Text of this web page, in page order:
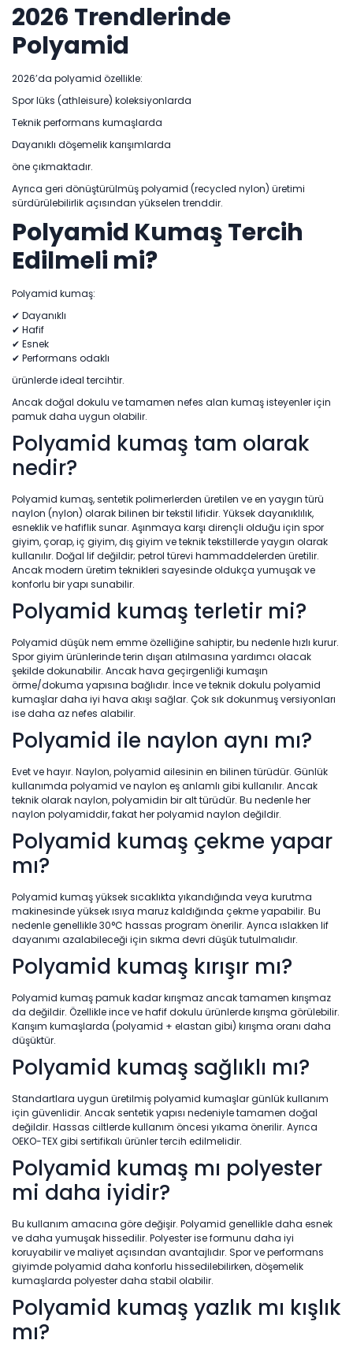
2026 Trendlerinde
Polyamid
2026’da polyamid özellikle:
Spor lüks (athleisure) koleksiyonlarda
Teknik performans kumaşlarda
Dayanıklı döşemelik karışımlarda
öne çıkmaktadır.
Ayrıca geri dönüştürülmüş polyamid (recycled nylon) üretimi
sürdürülebilirlik açısından yükselen trenddir.
Polyamid Kumaş Tercih
Edilmeli mi?
Polyamid kumaş:
✔ Dayanıklı
✔ Hafif
✔ Esnek
✔ Performans odaklı
ürünlerde ideal tercihtir.
Ancak doğal dokulu ve tamamen nefes alan kumaş isteyenler için
pamuk daha uygun olabilir.
Polyamid kumaş tam olarak
nedir?
Polyamid kumaş, sentetik polimerlerden üretilen ve en yaygın türü
naylon (nylon) olarak bilinen bir tekstil lifidir. Yüksek dayanıklılık,
esneklik ve hafiflik sunar. Aşınmaya karşı dirençli olduğu için spor
giyim, çorap, iç giyim, dış giyim ve teknik tekstillerde yaygın olarak
kullanılır. Doğal lif değildir; petrol türevi hammaddelerden üretilir.
Ancak modern üretim teknikleri sayesinde oldukça yumuşak ve
konforlu bir yapı sunabilir.
Polyamid kumaş terletir mi?
Polyamid düşük nem emme özelliğine sahiptir, bu nedenle hızlı kurur.
Spor giyim ürünlerinde terin dışarı atılmasına yardımcı olacak
şekilde dokunabilir. Ancak hava geçirgenliği kumaşın
örme/dokuma yapısına bağlıdır. İnce ve teknik dokulu polyamid
kumaşlar daha iyi hava akışı sağlar. Çok sık dokunmuş versiyonları
ise daha az nefes alabilir.
Polyamid ile naylon aynı mı?
Evet ve hayır. Naylon, polyamid ailesinin en bilinen türüdür. Günlük
kullanımda polyamid ve naylon eş anlamlı gibi kullanılır. Ancak
teknik olarak naylon, polyamidin bir alt türüdür. Bu nedenle her
naylon polyamiddir, fakat her polyamid naylon değildir.
Polyamid kumaş çekme yapar
mı?
Polyamid kumaş yüksek sıcaklıkta yıkandığında veya kurutma
makinesinde yüksek ısıya maruz kaldığında çekme yapabilir. Bu
nedenle genellikle 30°C hassas program önerilir. Ayrıca ıslakken lif
dayanımı azalabileceği için sıkma devri düşük tutulmalıdır.
Polyamid kumaş kırışır mı?
Polyamid kumaş pamuk kadar kırışmaz ancak tamamen kırışmaz
da değildir. Özellikle ince ve hafif dokulu ürünlerde kırışma görülebilir.
Karışım kumaşlarda (polyamid + elastan gibi) kırışma oranı daha
düşüktür.
Polyamid kumaş sağlıklı mı?
Standartlara uygun üretilmiş polyamid kumaşlar günlük kullanım
için güvenlidir. Ancak sentetik yapısı nedeniyle tamamen doğal
değildir. Hassas ciltlerde kullanım öncesi yıkama önerilir. Ayrıca
OEKO-TEX gibi sertifikalı ürünler tercih edilmelidir.
Polyamid kumaş mı polyester
mi daha iyidir?
Bu kullanım amacına göre değişir. Polyamid genellikle daha esnek
ve daha yumuşak hissedilir. Polyester ise formunu daha iyi
koruyabilir ve maliyet açısından avantajlıdır. Spor ve performans
giyimde polyamid daha konforlu hissedilebilirken, döşemelik
kumaşlarda polyester daha stabil olabilir.
Polyamid kumaş yazlık mı kışlık
mı?